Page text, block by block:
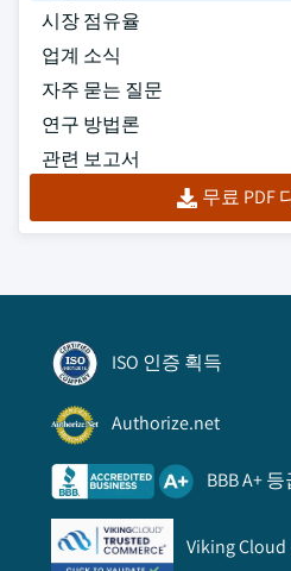
시장 점유율
업계 소식
자주 묻는 질문
연구 방법론
관련 보고서
무료 PDF
ISO 인증 획득
Authorize.net
BBB A+
Viking